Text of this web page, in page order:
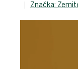
Značka: